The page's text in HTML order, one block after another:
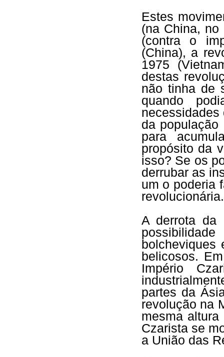
Estes
(na China,
(contra o
(China), a
1975
destas
não tinha de
quando
necessidades
da
para
propósito da
isso? Se os
derrubar as
um o poderia
revolucionária.
A derrota da
bolcheviques
belicosos.
Império
partes da
revolução na
mesma
Czarista se
a União das